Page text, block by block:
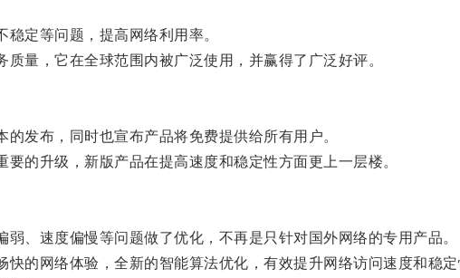
定等问题，提高网络利用率。
量，它在全球范围内被广泛使用，并赢得了广泛好评。
发布，同时也宣布产品将免费提供给所有用户。
升级，新版产品在提高速度和稳定性方面更上一层楼。
速度偏慢等问题做了优化，不再是只针对国外网络的专用产品。
网络体验，全新的智能算法优化，有效提升网络访问速度和稳定